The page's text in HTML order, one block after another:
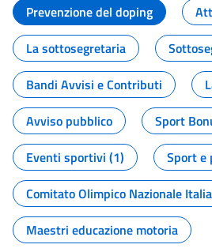
Prevenzione del doping
La sottosegretaria
Bandi Avvisi e Contributi
Avviso pubblico
Sport
Eventi sportivi (1)
Sport e
Comitato Olimpico Nazionale
Maestri educazione motoria